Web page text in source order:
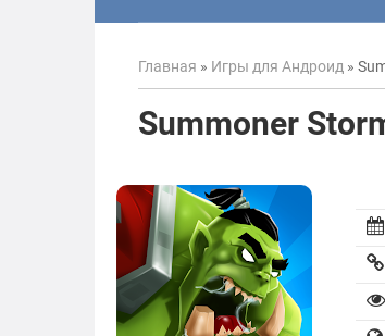
Главная » Игры для Андроид »
Summoner